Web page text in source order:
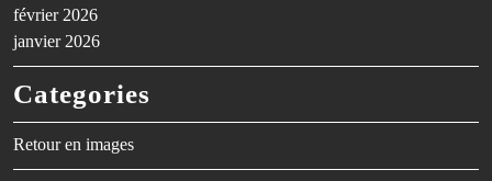
février 2026
janvier 2026
Categories
Retour en images